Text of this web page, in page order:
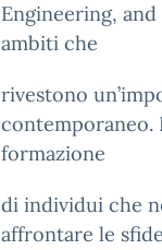
Engineering,
ambiti che
rivestono
contemporaneo.
formazione
di individui che
affrontare le